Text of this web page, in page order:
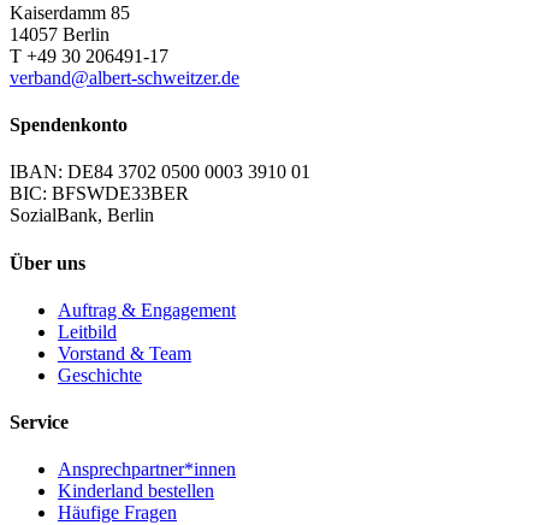
Kaiserdamm 85
14057 Berlin
T +49 30 206491-17
verband@albert-schweitzer.de
Spendenkonto
IBAN: DE84 3702 0500 0003 3910 01
BIC: BFSWDE33BER
SozialBank, Berlin
Über uns
Auftrag & Engagement
Leitbild
Vorstand & Team
Geschichte
Service
Ansprechpartner*innen
Kinderland bestellen
Häufige Fragen